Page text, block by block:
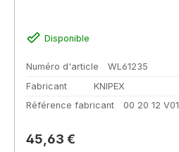
Disponible
Numéro d'article
WL61235
Fabricant
KNIPEX
Référence fabricant
00 20 12 V01
Prix régulier :
45,63 €